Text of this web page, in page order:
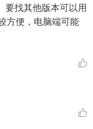
要找其他版本可以用
方便，电脑端可能